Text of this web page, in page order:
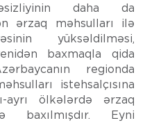
daha da
ərzaq məhsulları ilə
yüksəldilməsi,
baxmaqla qida
regionda
istehsalçısına
ayrı ölkələrdə ərzaq
baxılmışdır. Eyni